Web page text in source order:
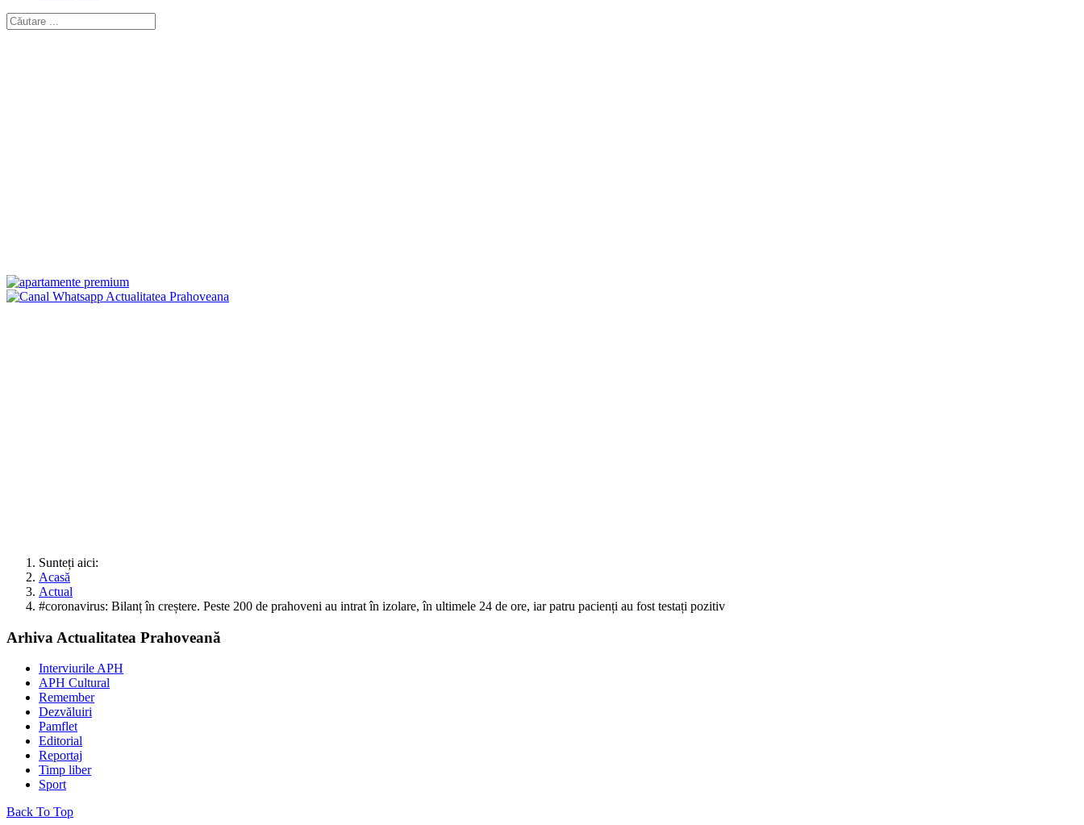
Sunteți aici:
Acasă
Actual
#coronavirus: Bilanț în creștere. Peste 200 de prahoveni au intrat în izolare, în ultimele 24 de ore, iar patru pacienți au fost testați pozitiv
Arhiva Actualitatea Prahoveană
Interviurile APH
APH Cultural
Remember
Dezvăluiri
Pamflet
Editorial
Reportaj
Timp liber
Sport
Back To Top